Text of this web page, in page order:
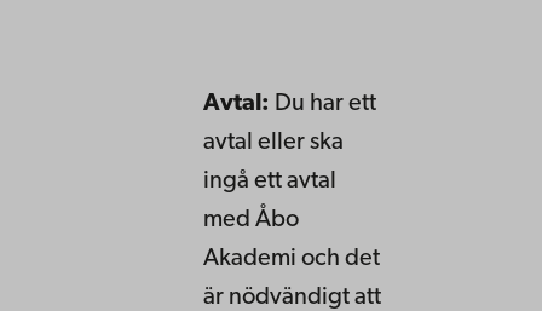
Avtal: Du har ett
avtal eller ska
ingå ett avtal
med Åbo
Akademi och det
är nödvändigt att